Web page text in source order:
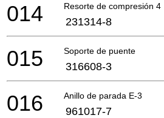
Resorte de compresión 4
014 231314-8
Soporte de puente
015 316608-3
Anillo de parada E-3
016 961017-7